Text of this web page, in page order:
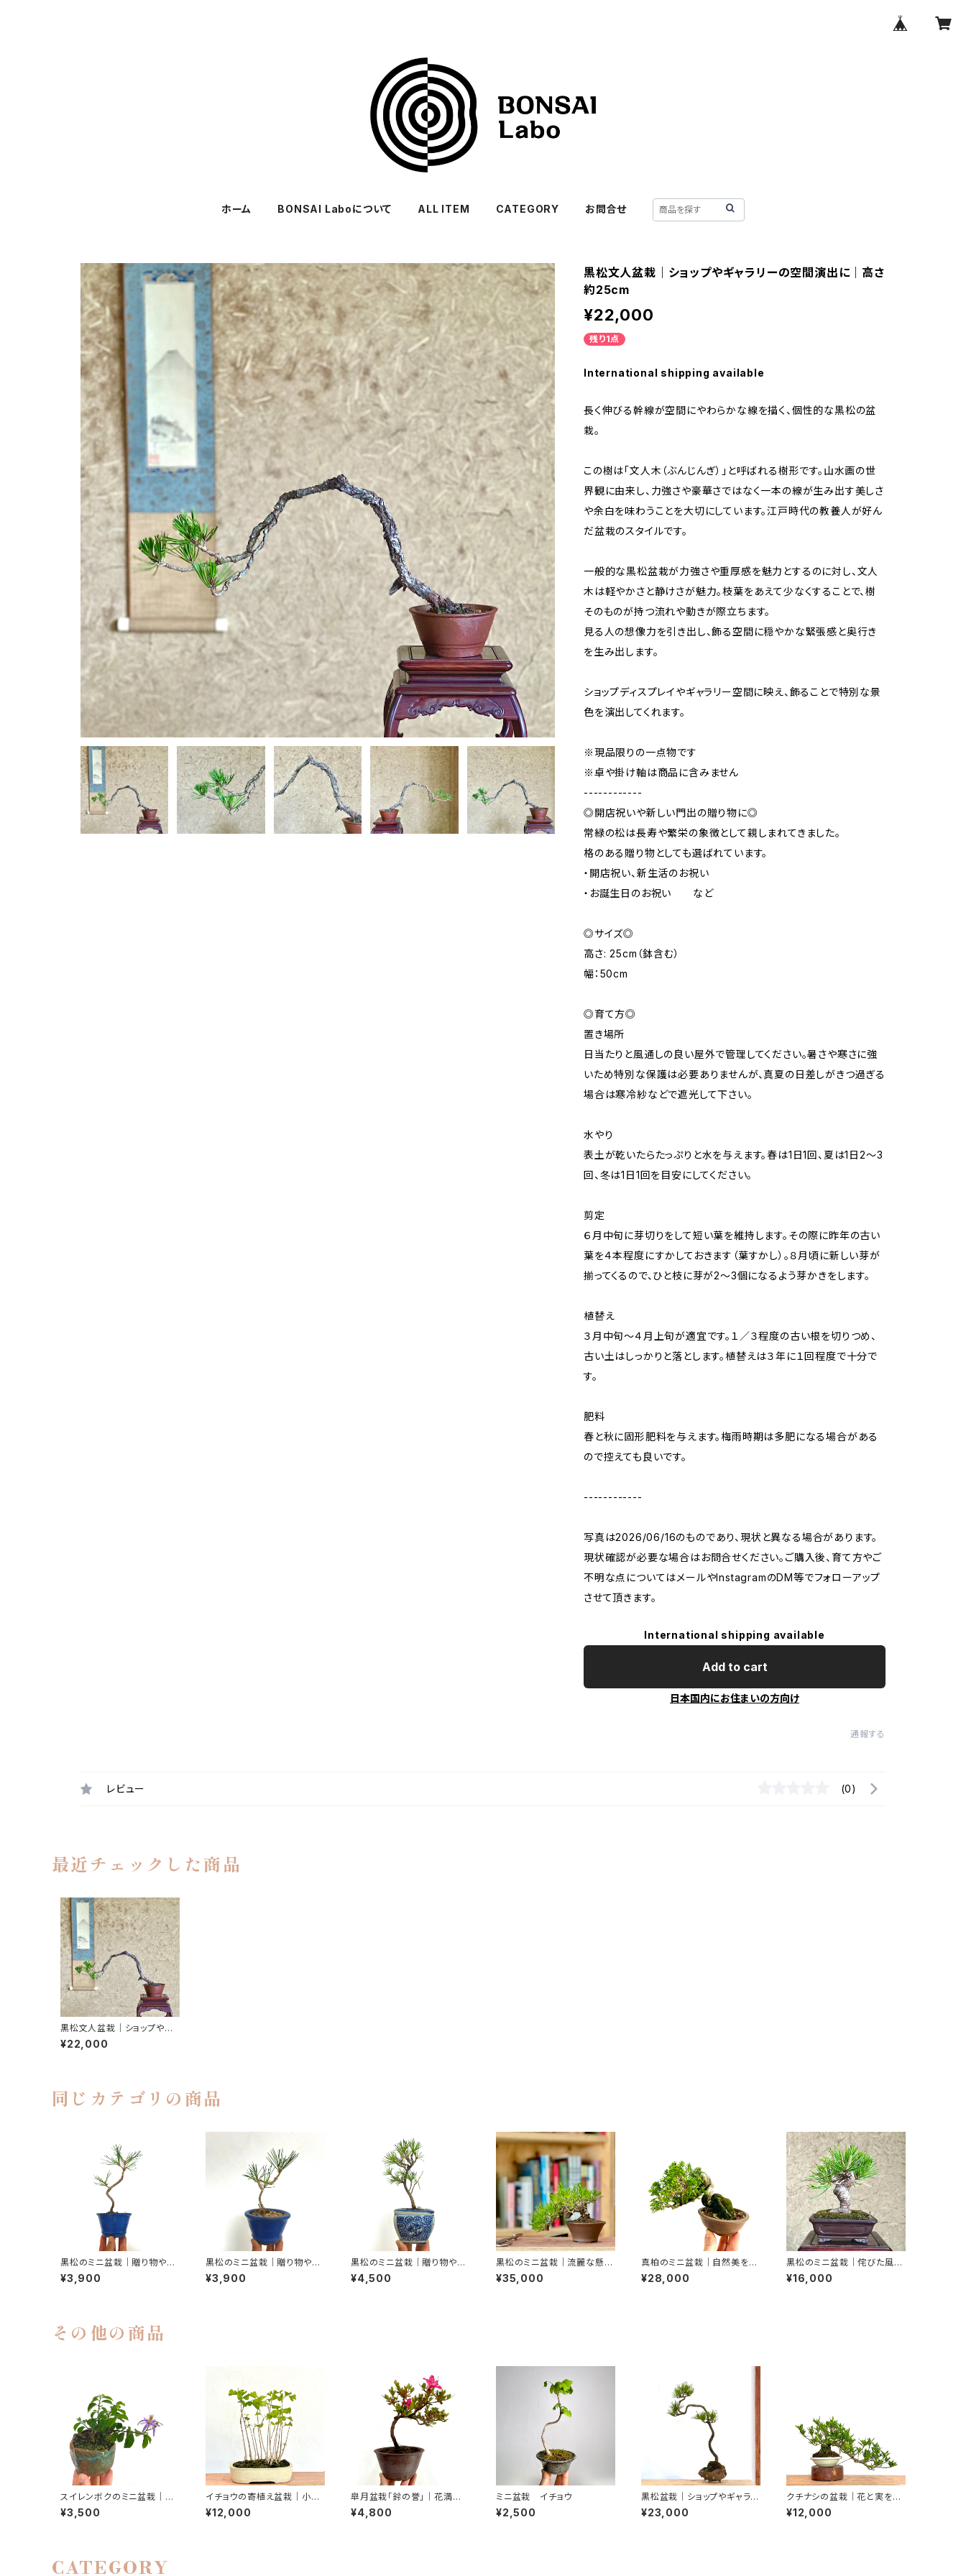
ホーム BONSAI Laboについて ALL ITEM CATEGORY お問合せ
黒松文人盆栽｜ショップやギャラリーの空間演出に｜高さ
約25cm
¥22,000
残り1点
International shipping available
長く伸びる幹線が空間にやわらかな線を描く、個性的な黒松の盆
栽。
この樹は「文人木（ぶんじんぎ）」と呼ばれる樹形です。山水画の世
界観に由来し、力強さや豪華さではなく一本の線が生み出す美しさ
や余白を味わうことを大切にしています。江戸時代の教養人が好ん
だ盆栽のスタイルです。
一般的な黒松盆栽が力強さや重厚感を魅力とするのに対し、文人
木は軽やかさと静けさが魅力。枝葉をあえて少なくすることで、樹
そのものが持つ流れや動きが際立ちます。
見る人の想像力を引き出し、飾る空間に穏やかな緊張感と奥行き
を生み出します。
ショップディスプレイやギャラリー空間に映え、飾ることで特別な景
色を演出してくれます。
※現品限りの一点物です
※卓や掛け軸は商品に含みません
------------
◎開店祝いや新しい門出の贈り物に◎
常緑の松は長寿や繁栄の象徴として親しまれてきました。
格のある贈り物としても選ばれています。
・開店祝い、新生活のお祝い
・お誕生日のお祝い など
◎サイズ◎
高さ: 25cm（鉢含む）
幅：50cm
◎育て方◎
置き場所
日当たりと風通しの良い屋外で管理してください。暑さや寒さに強
いため特別な保護は必要ありませんが、真夏の日差しがきつ過ぎる
場合は寒冷紗などで遮光して下さい。
水やり
表土が乾いたらたっぷりと水を与えます。春は1日1回、夏は1日2〜3
回、冬は1日1回を目安にしてください。
剪定
６月中旬に芽切りをして短い葉を維持します。その際に昨年の古い
葉を４本程度にすかしておきます（葉すかし）。８月頃に新しい芽が
揃ってくるので、ひと枝に芽が2〜3個になるよう芽かきをします。
植替え
３月中旬〜４月上旬が適宜です。１／３程度の古い根を切りつめ、
古い土はしっかりと落とします。植替えは３年に１回程度で十分で
す。
肥料
春と秋に固形肥料を与えます。梅雨時期は多肥になる場合がある
ので控えても良いです。
------------
写真は2026/06/16のものであり、現状と異なる場合があります。
現状確認が必要な場合はお問合せください。ご購入後、育て方やご
不明な点についてはメールやInstagramのDM等でフォローアップ
させて頂きます。
International shipping available
Add to cart
日本国内にお住まいの方向け
通報する
レビュー (0)
最近チェックした商品
黒松文人盆栽｜ショップやギ
ャラリーの空間演出に｜高さ
約25cm
¥22,000
同じカテゴリの商品
黒松のミニ盆栽｜贈り物や初
心者さん向け｜高さ約25cm
¥3,900
黒松のミニ盆栽｜贈り物や初
心者さん向け｜高さ約19cm
¥3,900
黒松のミニ盆栽｜贈り物や初
心者さん向け｜高さ約22cm
¥4,500
黒松のミニ盆栽｜流麗な懸崖
を楽しむ一鉢｜高さ約15cm
¥35,000
真柏のミニ盆栽｜自然美を楽
しむ一鉢｜高さ約14cm
¥28,000
黒松のミニ盆栽｜侘びた風景
を映す一点物｜高さ約17cm
¥16,000
その他の商品
スイレンボクのミニ盆栽｜花
を楽しむ一点物｜高さ約10c
m
¥3,500
イチョウの寄植え盆栽｜小さ
な木立を楽しむ一点物｜高さ
約30cm
¥12,000
皐月盆栽「鈴の誉」｜花満開・
蕾付きの一点物｜高さ約20c
m
¥4,800
ミニ盆栽 イチョウ
¥2,500
黒松盆栽｜ショップやギャラリ
ーの空間演出に｜高さ約48c
m
¥23,000
クチナシの盆栽｜花と実を楽
しむ｜高さ約20cm
¥12,000
CATEGORY